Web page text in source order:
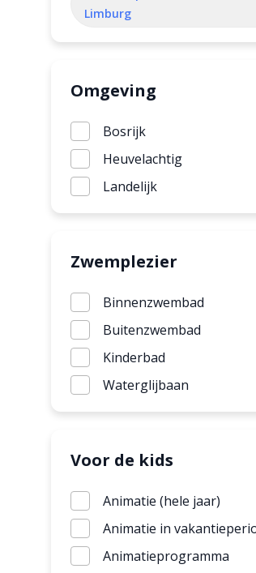
Limburg
Omgeving
Bosrijk
Heuvelachtig
Landelijk
Zwemplezier
Binnenzwembad
Buitenzwembad
Kinderbad
Waterglijbaan
Voor de kids
Animatie (hele jaar)
Animatie in
Animatieprogramma